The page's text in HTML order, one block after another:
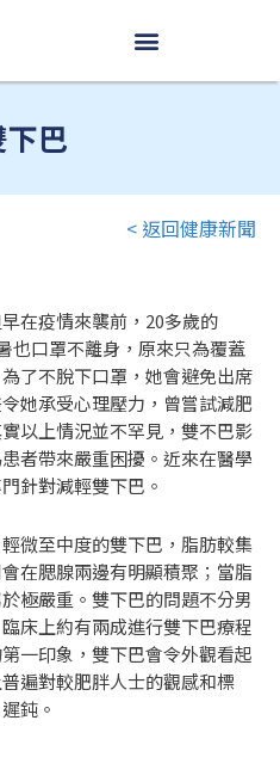
下巴
< 返回健康新聞
在疫情來襲前，20多歲的
也口罩不離身，原來只為覆蓋
了不脫下口罩，她會避免出席
她承受心理壓力，曾嘗試減肥
以上情況並不罕見，雙不巴影
者帶來嚴重困擾。近來在醫學
針對減輕雙下巴。
微至中度的雙下巴，脂肪較集
在腮腺兩邊有明顯積聚；當脂
極嚴重。雙下巴的問題不分男
床上約有兩成進行雙下巴療程
一印象，雙下巴會令外觀看起
遍對較肥胖人士的觀感和標
鈍。